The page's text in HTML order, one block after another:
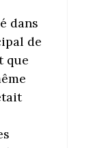
dans
de
que